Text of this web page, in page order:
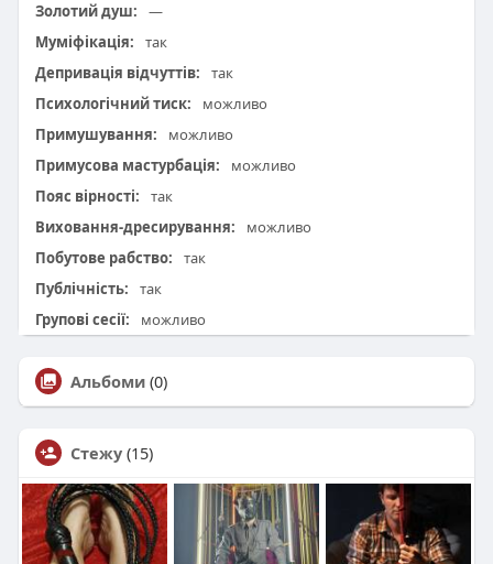
Золотий душ:
—
Муміфікація:
так
Депривація відчуттів:
так
Психологічний тиск:
можливо
Примушування:
можливо
Примусова мастурбація:
можливо
Пояс вірності:
так
Виховання-дресирування:
можливо
Побутове рабство:
так
Публічність:
так
Групові сесії:
можливо
Альбоми (0)
Стежу (15)